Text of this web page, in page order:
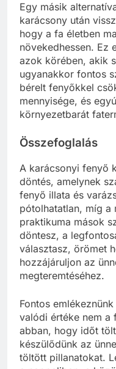
Egy másik
karácsony után
hogy a fa életben
növekedhessen. Ez
azok körében, akik
ugyanakkor fontos
bérelt fenyőkkel
mennyisége, és
környezetbarát
Összefoglalás
A karácsonyi fenyő
döntés, amelynek
fenyő illata és
pótolhatatlan, míg a
praktikuma mások
döntesz, a
választasz, örömet
hozzájáruljon az
megteremtéséhez.
Fontos
valódi értéke nem a
abban, hogy időt
készülődünk az
töltött pillanatokat.